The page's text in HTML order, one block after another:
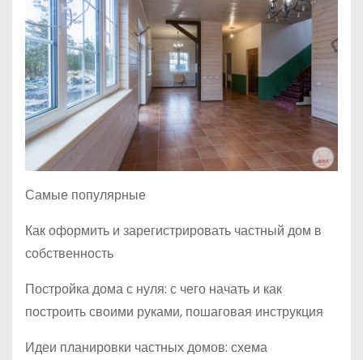
Самые популярные
Как оформить и зарегистрировать частный дом в
собственность
Постройка дома с нуля: с чего начать и как
построить своими руками, пошаговая инструкция
Идеи планировки частных домов: схема